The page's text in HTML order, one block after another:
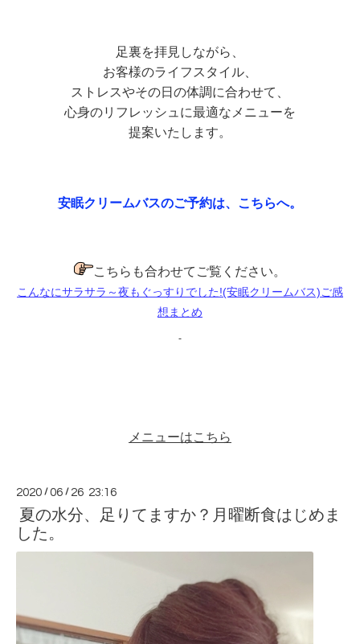
足裏を拝見しながら、
お客様のライフスタイル、
ストレスやその日の体調に合わせて、
心身のリフレッシュに最適なメニューを
提案いたします。
安眠クリームバスのご予約は、こちらへ。
こちらも合わせてご覧ください。
こんなにサラサラ～夜もぐっすりでした!(安眠クリームバス)ご感
想まとめ
メニューはこちら
2020 /06 / 26 23:16
夏の水分、足りてますか？月曜断食はじめま
した。